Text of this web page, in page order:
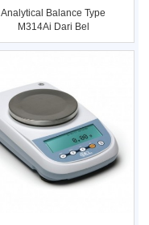
Analytical Balance Type
M314Ai Dari Bel
Engineerin